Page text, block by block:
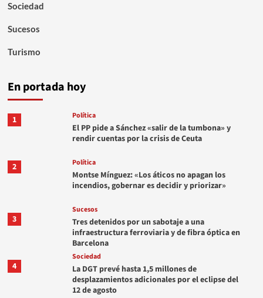
Sociedad
Sucesos
Turismo
En portada hoy
1 Política
El PP pide a Sánchez «salir de la tumbona» y
rendir cuentas por la crisis de Ceuta
2 Política
Montse Mínguez: «Los áticos no apagan los
incendios, gobernar es decidir y priorizar»
3
Sucesos
Tres detenidos por un sabotaje a una
infraestructura ferroviaria y de fibra óptica en
Barcelona
4
Sociedad
La DGT prevé hasta 1,5 millones de
desplazamientos adicionales por el eclipse del
12 de agosto